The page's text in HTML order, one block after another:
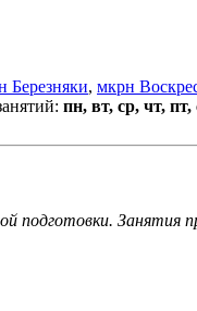
Березняки, мкрн
пн, вт, ср, чт, пт,
подготовки. Занятия